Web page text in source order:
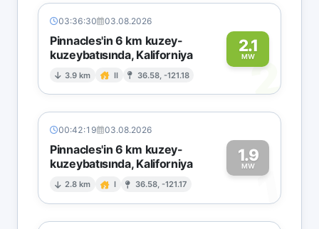
03:36:30 03.08.2026
Pinnacles'in 6 km kuzey-
kuzeybatısında, Kaliforniya
3.9 km II 36.58, -121.18
2.1
MW2
00:42:19 03.08.2026
Pinnacles'in 6 km kuzey-
kuzeybatısında, Kaliforniya
2.8 km I 36.58, -121.17
1.9
MW1